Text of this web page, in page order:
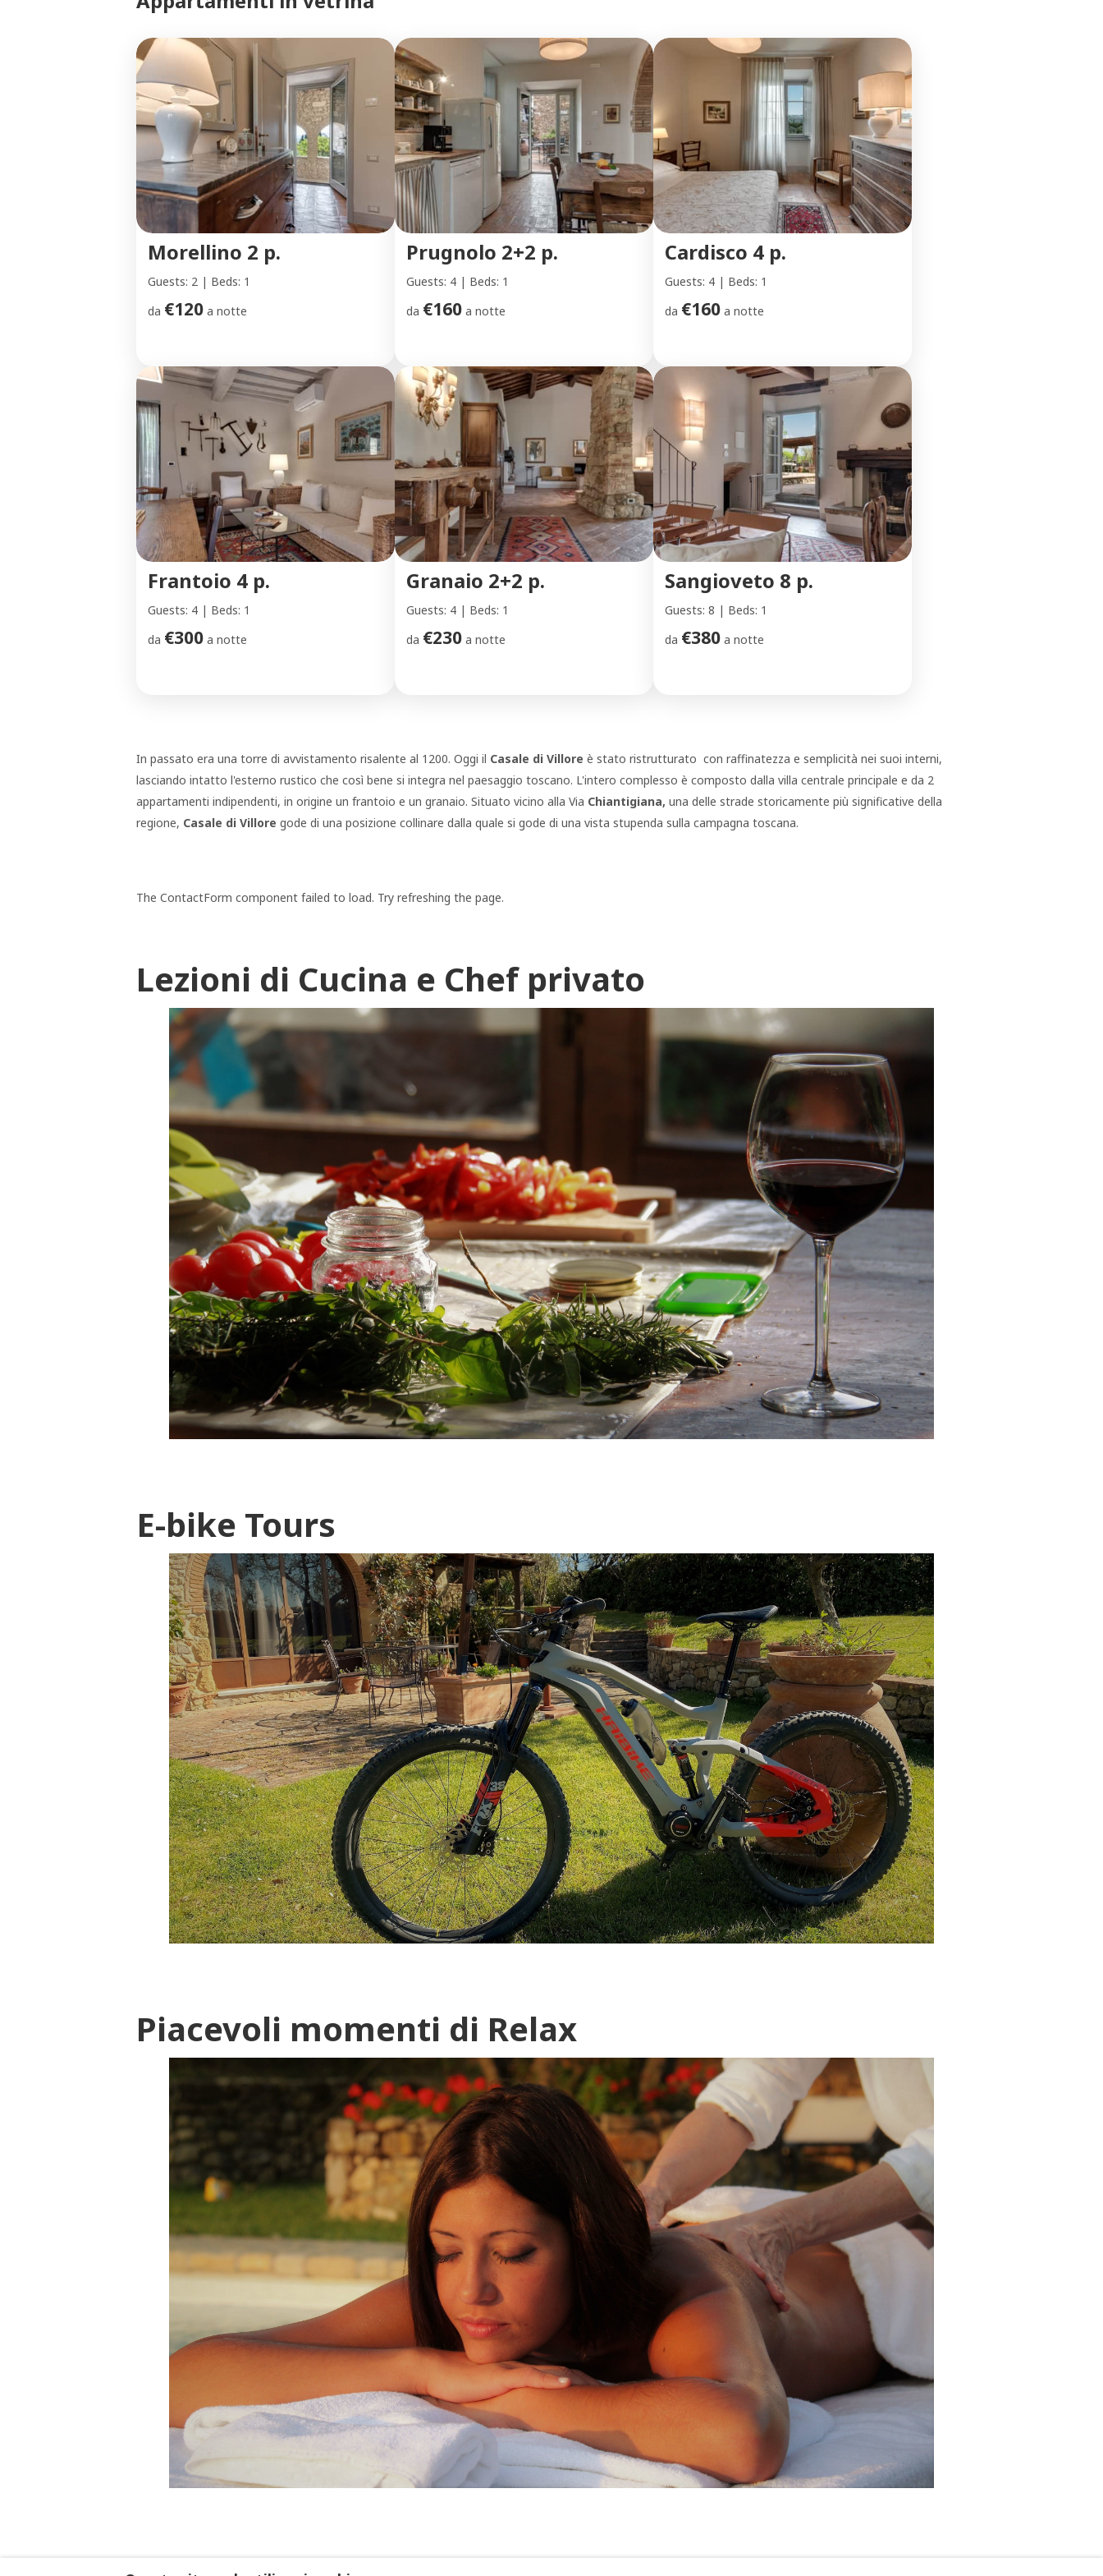
Morellino 2 p.
Guests: 2 | Beds: 1
da €120 a notte
Prugnolo 2+2 p.
Guests: 4 | Beds: 1
da €160 a notte
Cardisco 4 p.
Guests: 4 | Beds: 1
da €160 a notte
Frantoio 4 p.
Guests: 4 | Beds: 1
da €300 a notte
Granaio 2+2 p.
Guests: 4 | Beds: 1
da €230 a notte
Sangioveto 8 p.
Guests: 8 | Beds: 1
da €380 a notte
In passato era una torre di avvistamento risalente al 1200. Oggi il Casale di Villore è stato ristrutturato con raffinatezza e semplicità nei suoi interni,
lasciando intatto l'esterno rustico che così bene si integra nel paesaggio toscano. L'intero complesso è composto dalla villa centrale principale e da 2
appartamenti indipendenti, in origine un frantoio e un granaio. Situato vicino alla Via Chiantigiana, una delle strade storicamente più significative della
regione, Casale di Villore gode di una posizione collinare dalla quale si gode di una vista stupenda sulla campagna toscana.
The ContactForm component failed to load. Try refreshing the page.
Lezioni di Cucina e Chef privato
E-bike Tours
Piacevoli momenti di Relax